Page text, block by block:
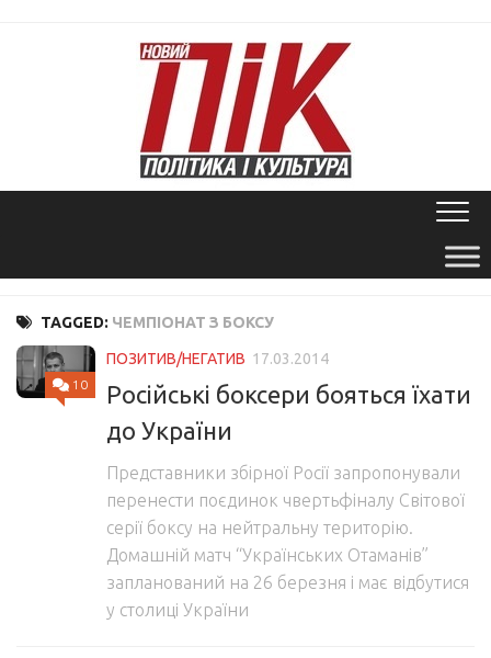
TAGGED: ЧЕМПІОНАТ З БОКСУ
10
ПОЗИТИВ/НЕГАТИВ 17.03.2014
Російські боксери бояться їхати
до України
Представники збірної Росії запропонували
перенести поєдинок чвертьфіналу Світової
серії боксу на нейтральну територію.
Домашній матч “Українських Отаманів”
запланований на 26 березня і має відбутися
у столиці України